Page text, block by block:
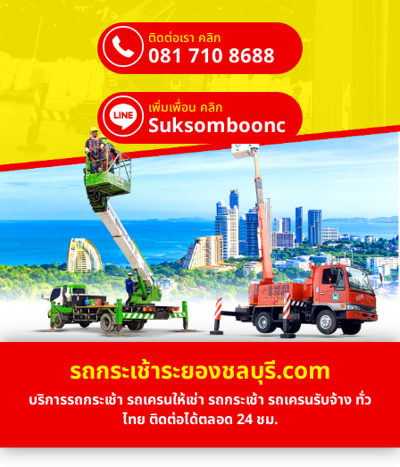
ติดต่อเรา คลิก
081 710 8688
เพิ่มเพื่อน คลิก
Suksombooncrane
รถกระเช้าระยองชลบุรี.com
บริการรถกระเช้า รถเครนให้เช่า รถกระเช้า รถเครนรับจ้าง ทั่ว
ไทย ติดต่อได้ตลอด 24 ชม.